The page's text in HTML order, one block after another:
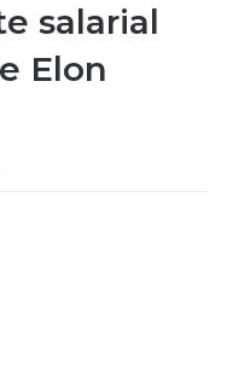
salarial
Elon